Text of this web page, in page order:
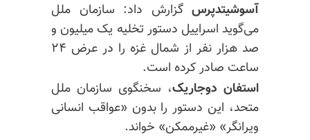
آسوشیتدپرس گزارش داد: سازمان ملل
می‌گوید اسراییل دستور تخلیه یک میلیون و
صد هزار نفر از شمال غزه را در عرض ۲۴
ساعت صادر کرده است.
استفان دوجاریک، سخنگوی سازمان ملل
متحد، این دستور را بدون «عواقب انسانی
ویرانگر» «غیرممکن» خواند.